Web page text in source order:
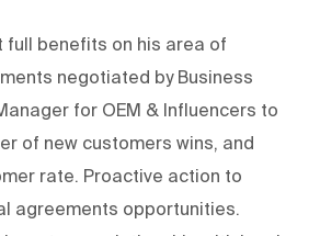
full benefits on his area of
negotiated by Business
for OEM & Influencers to
of new customers wins, and
rate. Proactive action to
agreements opportunities.